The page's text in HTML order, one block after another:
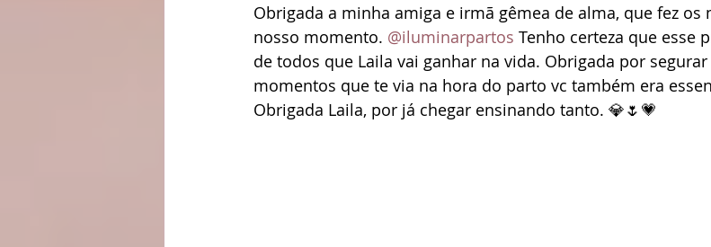
Obrigada a minha amiga e irmã gêmea de alma, que fez
nosso momento. @iluminarpartos Tenho certeza que esse
de todos que Laila vai ganhar na vida. Obrigada por
momentos que te via na hora do parto vc também era
Obrigada Laila, por já chegar ensinando tanto. 💎🌷💗